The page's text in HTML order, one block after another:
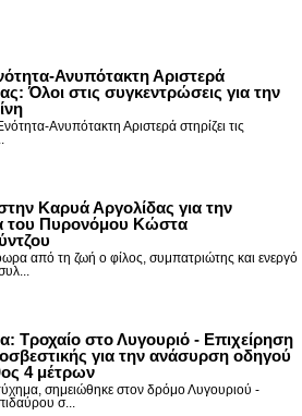
Ανυπότακτη Αριστερά
Όλοι στις συγκεντρώσεις για την
Ανυπότακτη Αριστερά στηρίζει τις
Καρυά Αργολίδας για την
του Πυρονόμου Κώστα
από τη ζωή ο φίλος, συμπατριώτης και ενεργό
Τροχαίο στο Λυγουριό - Επιχείρηση
για την ανάσυρση οδηγού
4 μέτρων
σημειώθηκε στον δρόμο Λυγουριού -
σ...